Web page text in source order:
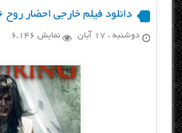
دانلود فیلم خارجی احضار روح ۲۰۱۶ با کیفیت بالا
دوشنبه ، ۱۷ آبان نمایش 6,146